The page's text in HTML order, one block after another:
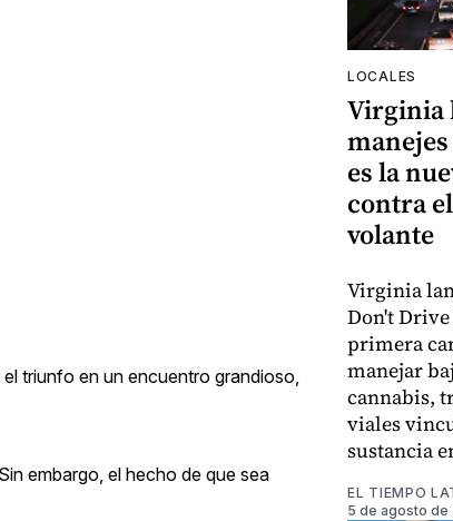
triunfo en un encuentro grandioso,
embargo, el hecho de que sea
LOCALES
Virginia
es la
contra
volante
Virginia
Don't
primera
manejar
cannabis,
viales
sustancia
EL TIEMPO
5 de agosto de